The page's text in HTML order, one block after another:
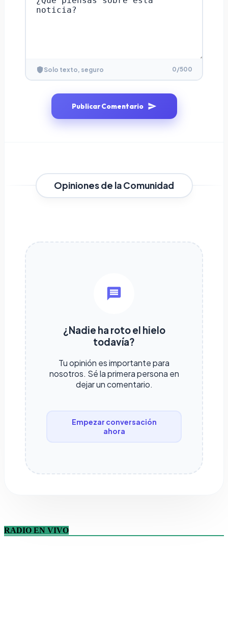
Solo texto, seguro 0/500
Publicar Comentario
Opiniones de la Comunidad
¿Nadie ha roto el hielo
todavía?
Tu opinión es importante para
nosotros. Sé la primera persona en
dejar un comentario.
Empezar conversación
ahora
RADIO EN VIVO